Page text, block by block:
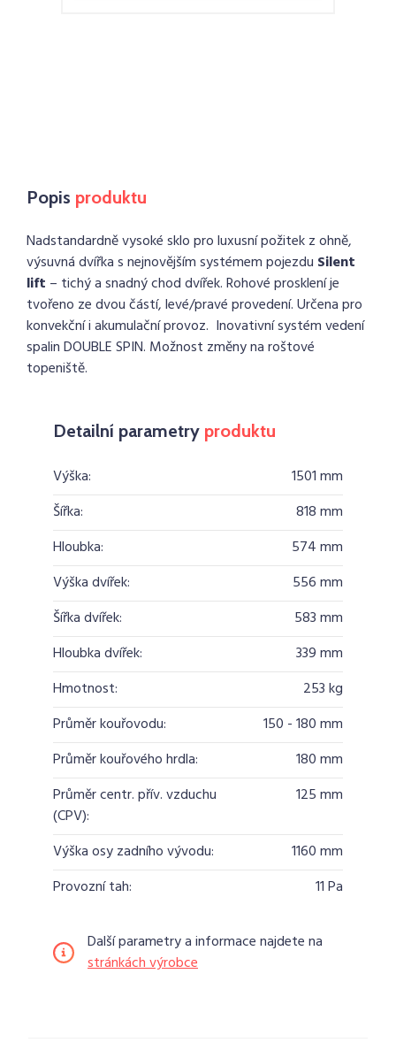
Popis produktu
Nadstandardně vysoké sklo pro luxusní požitek z ohně,
výsuvná dvířka s nejnovějším systémem pojezdu Silent
lift – tichý a snadný chod dvířek. Rohové prosklení je
tvořeno ze dvou částí, levé/pravé provedení. Určena pro
konvekční i akumulační provoz. Inovativní systém vedení
spalin DOUBLE SPIN. Možnost změny na roštové
topeniště.
Detailní parametry produktu
Výška:
1501 mm
Šířka:
818 mm
Hloubka:
574 mm
Výška dvířek:
556 mm
Šířka dvířek:
583 mm
Hloubka dvířek:
339 mm
Hmotnost:
253 kg
Průměr kouřovodu:
150 - 180 mm
Průměr kouřového hrdla:
180 mm
Průměr centr. přív. vzduchu
(CPV):
125 mm
Výška osy zadního vývodu:
1160 mm
Provozní tah:
11 Pa
Další parametry a informace najdete na
stránkách výrobce